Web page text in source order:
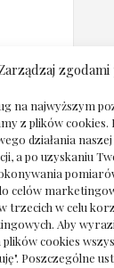
na najwyższym
z plików cookies.
działania
a po uzyskaniu
celów
trzecich w celu
Aby
cookies
Poszczególne